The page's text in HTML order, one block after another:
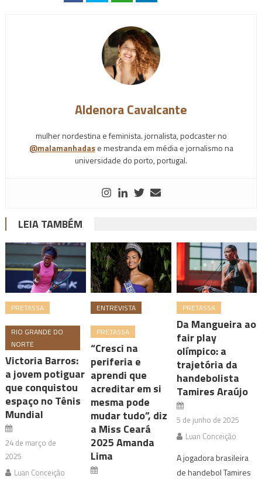
Aldenora Cavalcante
mulher nordestina e feminista. jornalista, podcaster no
@malamanhadase mestranda em média e jornalismo na
universidade do porto, portugal.
LEIA TAMBÉM
PRETASSA
RIO GRANDE DO
NORTE
Victoria Barros:
a jovem potiguar
que conquistou
espaço no Tênis
Mundial
24 de março de
2025
Luan Conceição
ENTREVISTA
PRETASSA
“Cresci na
periferia e
aprendi que
acreditar em si
mesma pode
mudar tudo”, diz
a Miss Ceará
2025 Amanda
Lima
PRETASSA
Da Mangueira ao
fair play
olímpico: a
trajetória da
handebolista
Tamires Araújo
5 de junho de 2025
Luan Conceição
A jogadora brasileira
de handebol Tamires